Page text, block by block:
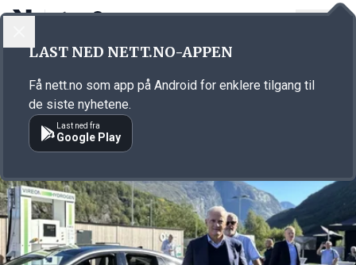
Annonsørinnhold
LAST NED NETT.NO-APPEN
Få nett.no som app på Android for enklere tilgang til
de siste nyhetene.
Last ned fra
Google Play